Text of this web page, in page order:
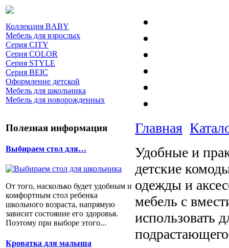
Коллекция BABY
Мебель для взрослых
Серия CITY
Серия COLOR
Серия STYLE
Серия BEIC
Оформление детской
Мебель для школьника
Мебель для новорожденных
Полезная информация
Выбираем стол для…
От того, насколько будет удобным и
комфортным стол ребенка
школьного возраста, напрямую
зависит состояние его здоровья.
Поэтому при выборе этого...
Кроватка для малыша
Главная
Удобные и
детские
одежды и
мебель с
использовать